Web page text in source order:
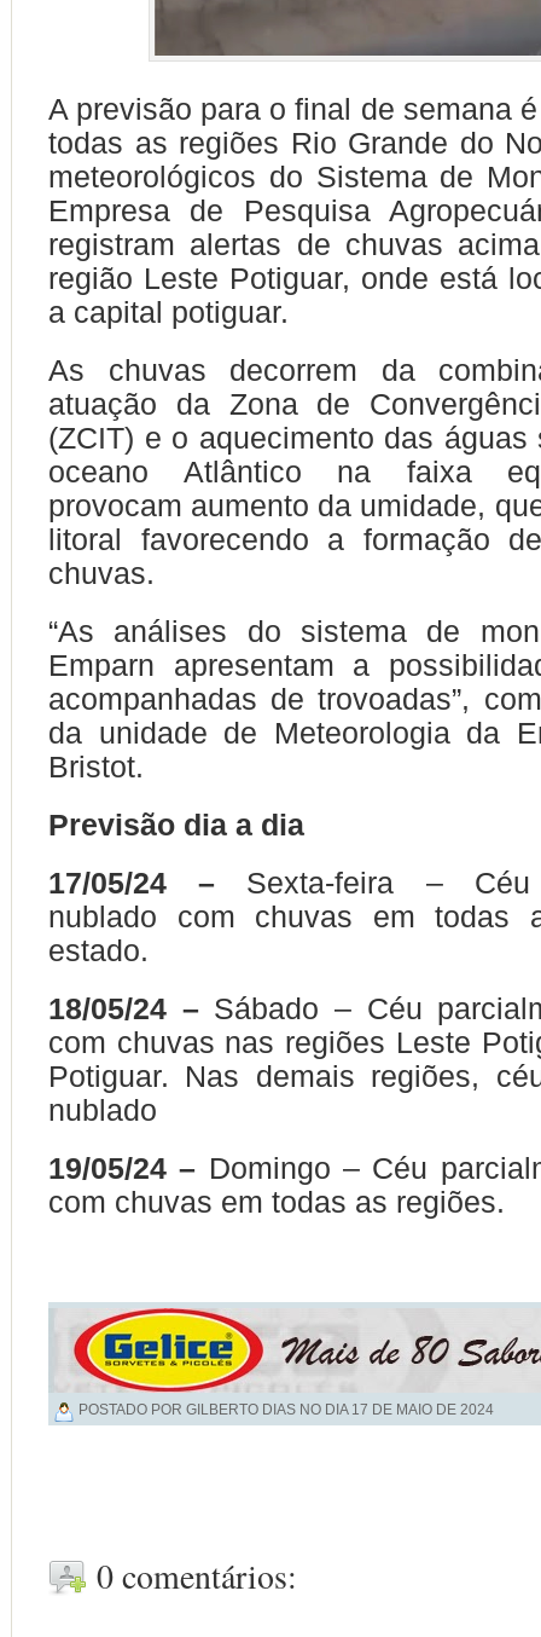
A previsão para o final de semana
todas as regiões Rio Grande do
meteorológicos do Sistema de
Empresa de Pesquisa
registram alertas de chuvas
região Leste Potiguar, onde está
a capital potiguar.
As chuvas decorrem da
atuação da Zona de
(ZCIT) e o aquecimento das águas
oceano Atlântico na faixa
provocam aumento da umidade,
litoral favorecendo a formação
chuvas.
“As análises do sistema de
Emparn apresentam a
acompanhadas de trovoadas”,
da unidade de Meteorologia da
Bristot.
Previsão dia a dia
17/05/24 – Sexta-feira – Céu
nublado com chuvas em todas
estado.
18/05/24 –Sábado – Céu
com chuvas nas regiões Leste
Potiguar. Nas demais regiões,
nublado
19/05/24 – Domingo – Céu
com chuvas em todas as regiões.
POSTADO POR GILBERTO DIAS NO DIA 17 DE MAIO DE 2024
0 comentários: